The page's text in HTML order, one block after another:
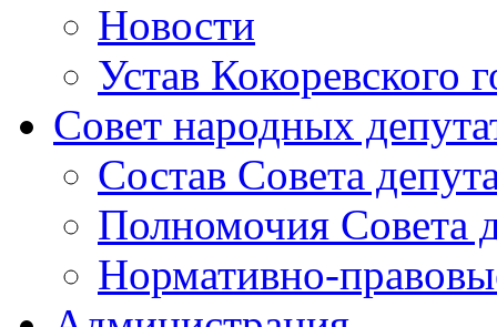
Новости
Устав Кокоревского
Совет народных
Состав Совета
Полномочия Совета
Нормативно-